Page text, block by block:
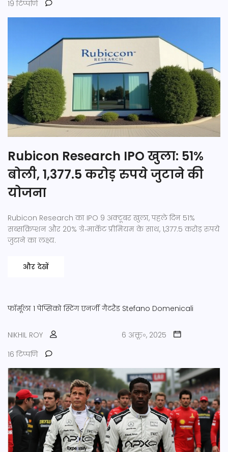
19 टिप्पणि
Rubicon Research IPO खुला: 51%
बोली, 1,377.5 करोड़ रुपये जुटाने की
योजना
Rubicon Research का IPO 9 अक्टूबर खुला, पहले दिन 51%
सब्सक्रिप्शन और 20% ग्रे‑मार्केट प्रीमियम के साथ, 1,377.5 करोड़ रुपये
जुटाने का लक्ष्य.
और देखें
फॉर्मूला 1 पेप्सिको स्टिंग एनर्जी गैटरैड Stefano Domenicali
NIKHIL ROY
6 अक्तू॰, 2025
16 टिप्पणि